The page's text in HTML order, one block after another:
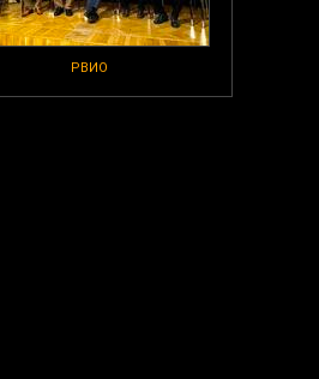
РВИО